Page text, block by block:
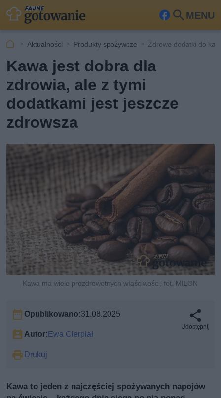
MENU
Fa
ook
Szu
kaj
Aktualności Produkty spożywcze Zdrowe dodatki do
Kawa jest dobra dla
zdrowia, ale z tymi
dodatkami jest jeszcze
zdrowsza
Kawa ma wiele prozdrowotnych właściwości, fot. MILON
Opublikowano:31.08.2025
Autor:Ewa Cierpiał
Drukuj
Udostępnij
Kawa to jeden z najczęściej spożywanych napojów